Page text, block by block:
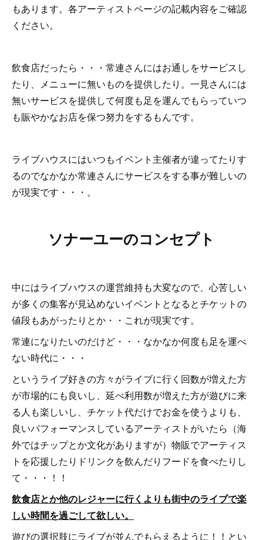
もあります。各アーティストページの記載内容をご確認
ください。
飲食店だったら・・・常連さんにはお通しをサービスし
たり、メニューに無いものを提供したり。一見さんには
無いサービスを提供して何度も足を運んでもらっていつ
も賑やかなお店を保つ努力をするもんです。
ライブハウスにはいつもイベント主催者が違ってたりす
るのでなかなか常連さんにサービスをする事が難しいの
が現実です・・・。
ソナーユーのコンセプト
中にはライブハウスの運営維持も大変なので、心苦しい
が多くの集客が見込めないイベントとなるとチケットの
値段もあがったりとか・・これが現実です。
常連になりたいのだけど・・・なかなか何度も足を運べ
ない時代に・・・
というライブ好きの方々がライブに行く回数が増えた方
が市場的にも良いし、延べ利用数が増えた方が遊びに来
る人も楽しいし、チケット代だけでお金を使うよりも、
良いパフォーマンスしているアーティストがいたら（海
外ではチップとか文化がありますが）物販でアーティス
トを応援したりドリンクを飲んだりフードを食べたりし
て・・・！！
飲食店とか他のレジャーに行くよりも街中のライブで楽
しい時間を過ごして欲しい。
遊びの選択肢にライブが並んでもらえるように！！とい